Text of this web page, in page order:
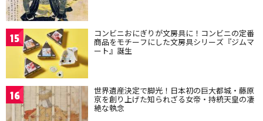
15 コンビニおにぎりが文房具に！コンビニの定番
商品をモチーフにした文房具シリーズ『ジムマ
ート』誕生
16 世界遺産決定で脚光！日本初の巨大都城・藤原
京を創り上げた知られざる女帝・持統天皇の凄
絶な執念